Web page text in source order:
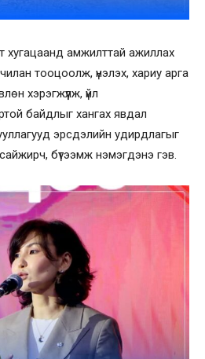
хугацаанд амжилттай ажиллах
тооцоолж, үнэлэх, хариу арга
хэрэгжүүлж, үйл
байдлыг хангах явдал
эрсдэлийн удирдлагыг
сайжирч, бүтээмж нэмэгдэнэ гэв.